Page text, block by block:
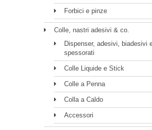
Forbici e pinze
Colle, nastri adesivi & co.
Dispenser, adesivi, biadesivi
spessorati
Colle Liquide e Stick
Colle a Penna
Colla a Caldo
Accessori